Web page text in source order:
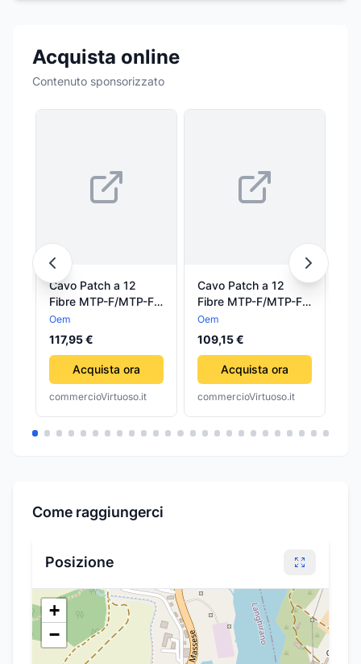
Acquista online
Contenuto sponsorizzato
Cavo Patch a 12
Fibre MTP-F/MTP-F
OM4 Code B 2m
Oem
117,95 €
Acquista ora
commercioVirtuoso.it
Cavo Patch a 12
Fibre MTP-F/MTP-F
OM4 Code B 1 metro
Oem
109,15 €
Acquista ora
commercioVirtuoso.it
Come raggiungerci
Posizione
+
−